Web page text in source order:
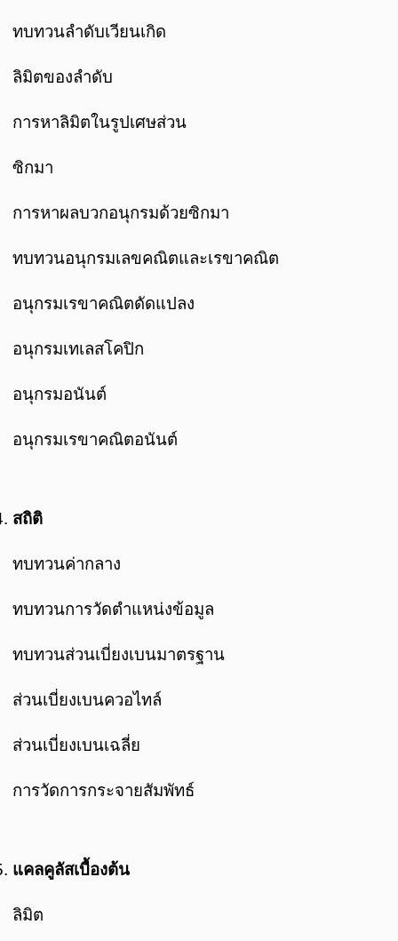
ทบทวนลำดับเวียนเกิด
ลิมิตของลำดับ
การหาลิมิตในรูปเศษส่วน
ซิกมา
การหาผลบวกอนุกรมด้วยซิกมา
ทบทวนอนุกรมเลขคณิตและเรขาคณิต
อนุกรมเรขาคณิตดัดแปลง
อนุกรมเทเลสโคปิก
อนุกรมอนันต์
อนุกรมเรขาคณิตอนันต์
สถิติ
ทบทวนค่ากลาง
ทบทวนการวัดตำแหน่งข้อมูล
ทบทวนส่วนเบี่ยงเบนมาตรฐาน
ส่วนเบี่ยงเบนควอไทล์
ส่วนเบี่ยงเบนเฉลี่ย
การวัดการกระจายสัมพัทธ์
แคลคูลัสเบื้องต้น
ลิมิต